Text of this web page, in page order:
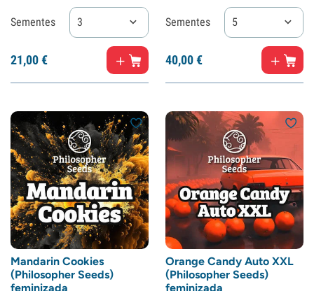
Sementes 3
21,00€
Sementes 5
40,00€
Mandarin Cookies
(Philosopher Seeds)
feminizada
Orange Candy Auto XXL
(Philosopher Seeds)
feminizada